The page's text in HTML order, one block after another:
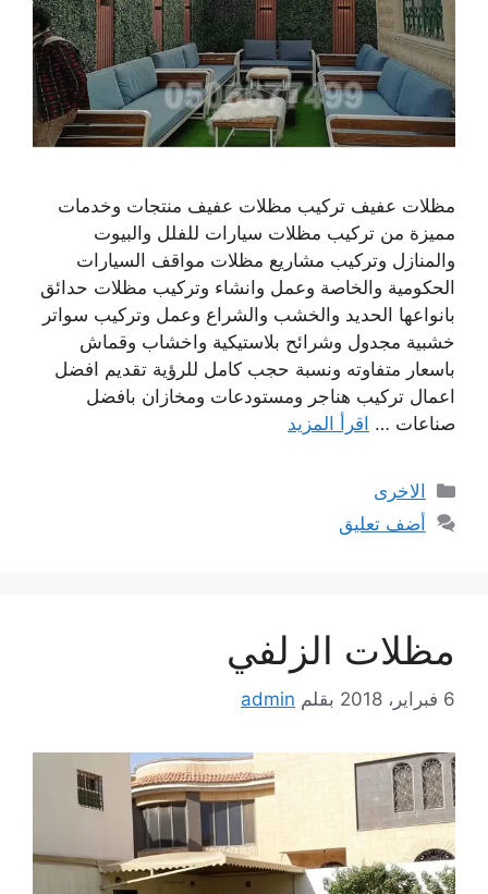
مظلات عفيف تركيب مظلات عفيف منتجات وخدمات
مميزة من تركيب مظلات سيارات للفلل والبيوت
والمنازل وتركيب مشاريع مظلات مواقف السيارات
الحكومية والخاصة وعمل وانشاء وتركيب مظلات حدائق
بانواعها الحديد والخشب والشراع وعمل وتركيب سواتر
خشبية مجدول وشرائح بلاستيكية واخشاب وقماش
باسعار متفاوته ونسبة حجب كامل للرؤية تقديم افضل
اعمال تركيب هناجر ومستودعات ومخازان بافضل
صناعات … اقرأ المزيد
التصنيفات
الاخرى
أضف تعليق
مظلات الزلفي
6 فبراير، 2018 بقلم admin